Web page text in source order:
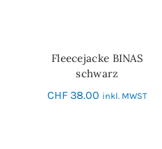
SCHNELL-EINKAUF
Fleecejacke BINAS
schwarz
CHF 38.00 inkl. MWST